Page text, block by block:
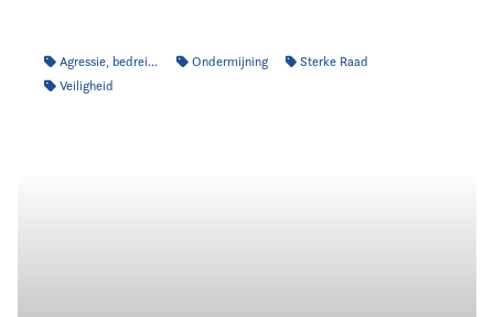
Agressie, bedreiging & intimidatie Ondermijning
Sterke Raad
Veiligheid